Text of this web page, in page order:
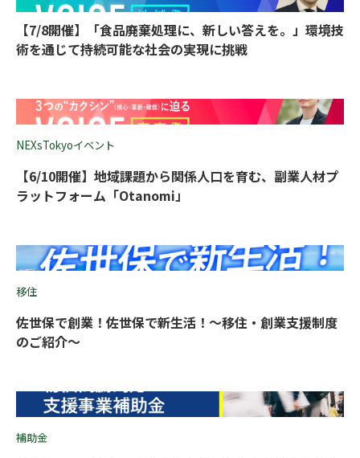
【7/8開催】「食品廃棄処理に、新しい答えを。」環境技
術を通じて持続可能な社会の実現に挑戦
NEXsTokyoイベント
【6/10開催】地域課題から関係人口を育む、副業人材プ
ラットフォーム「Otanomi」
移住
佐世保で創業！佐世保で新生活！〜移住・創業支援制度
のご紹介〜
補助金